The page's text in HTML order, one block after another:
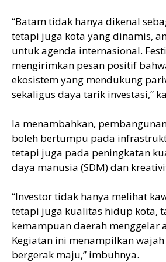
“Batam tidak hanya dikenal
tetapi juga kota yang dinamis,
untuk agenda internasional.
mengirimkan pesan positif
ekosistem yang mendukung
sekaligus daya tarik investasi,”
Ia menambahkan,
boleh bertumpu pada
tetapi juga pada peningkatan
daya manusia (SDM) dan
“Investor tidak hanya melihat
tetapi juga kualitas hidup kota,
kemampuan daerah menggelar
Kegiatan ini menampilkan
bergerak maju,” imbuhnya.